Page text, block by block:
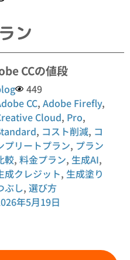
ン
CCの値段
449
CC,Adobe Firefly,
Cloud, Pro,
, コスト削減, コ
プリートプラン, プラン
較,料金プラン, 生成AI,
成クレジット, 生成塗り
ぶし,選び方
年5月19日